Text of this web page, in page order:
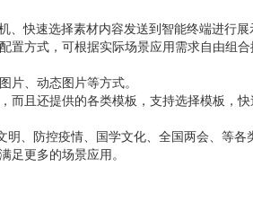
快速选择素材内容发送到智能终端进行展
置方式，可根据实际场景应用需求自由组
片、动态图片等方式。
而且还提供的各类模板，支持选择模板，
、防控疫情、国学文化、全国两会、等各
足更多的场景应用。